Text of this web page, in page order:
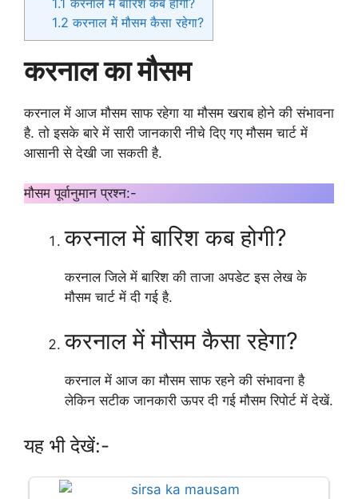
1.2 करनाल में मौसम कैसा रहेगा?
करनाल का मौसम
करनाल में आज मौसम साफ रहेगा या मौसम खराब होने की संभावना
है. तो इसके बारे में सारी जानकारी नीचे दिए गए मौसम चार्ट में
आसानी से देखी जा सकती है.
मौसम पूर्वानुमान प्रश्न:-
करनाल में बारिश कब होगी?
करनाल जिले में बारिश की ताजा अपडेट इस लेख के
मौसम चार्ट में दी गई है.
करनाल में मौसम कैसा रहेगा?
करनाल में आज का मौसम साफ रहने की संभावना है
लेकिन सटीक जानकारी ऊपर दी गई मौसम रिपोर्ट में देखें.
यह भी देखें:-